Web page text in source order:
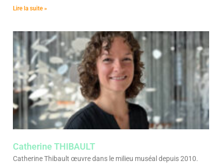
Lire la suite »
Catherine THIBAULT
Catherine Thibault œuvre dans le milieu muséal depuis 2010.